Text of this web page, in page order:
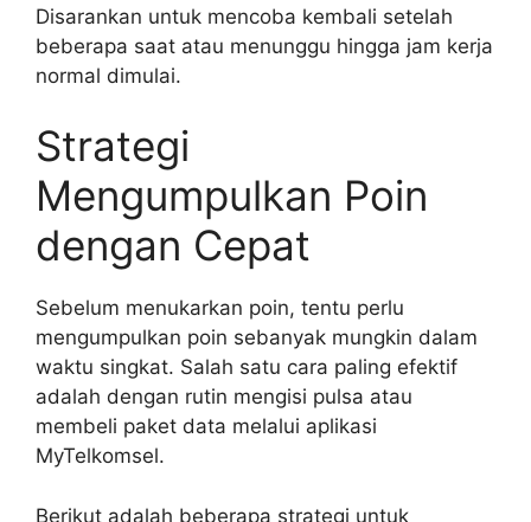
Disarankan untuk mencoba kembali setelah
beberapa saat atau menunggu hingga jam kerja
normal dimulai.
Strategi
Mengumpulkan Poin
dengan Cepat
Sebelum menukarkan poin, tentu perlu
mengumpulkan poin sebanyak mungkin dalam
waktu singkat. Salah satu cara paling efektif
adalah dengan rutin mengisi pulsa atau
membeli paket data melalui aplikasi
MyTelkomsel.
Berikut adalah beberapa strategi untuk